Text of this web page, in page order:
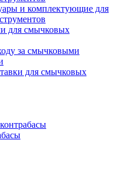
и комплектующие для
для смычковых
за смычковыми
для смычковых